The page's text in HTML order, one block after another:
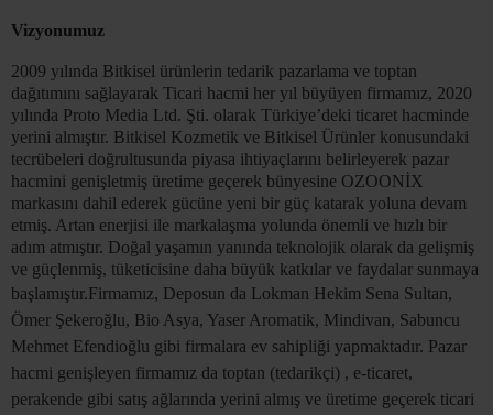
Vizyonumuz
2009 yılında Bitkisel ürünlerin tedarik pazarlama ve toptan
dağıtımını sağlayarak Ticari hacmi her yıl büyüyen firmamız, 2020
yılında Proto Media Ltd. Şti. olarak Türkiye’deki ticaret hacminde
yerini almıştır. Bitkisel Kozmetik ve Bitkisel Ürünler konusundaki
tecrübeleri doğrultusunda piyasa ihtiyaçlarını belirleyerek pazar
hacmini genişletmiş üretime geçerek bünyesine OZOONİX
markasını dahil ederek gücüne yeni bir güç katarak yoluna devam
etmiş. Artan enerjisi ile markalaşma yolunda önemli ve hızlı bir
adım atmıştır. Doğal yaşamın yanında teknolojik olarak da gelişmiş
ve güçlenmiş, tüketicisine daha büyük katkılar ve faydalar sunmaya
başlamıştır.Firmamız, Deposun da Lokman Hekim Sena Sultan,
Ömer Şekeroğlu, Bio Asya, Yaser Aromatik, Mindivan, Sabuncu
Mehmet Efendioğlu gibi firmalara ev sahipliği yapmaktadır. Pazar
hacmi genişleyen firmamız da toptan (tedarikçi) , e-ticaret,
perakende gibi satış ağlarında yerini almış ve üretime geçerek ticari